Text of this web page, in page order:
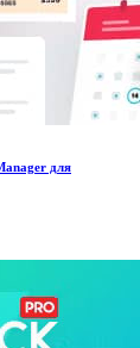
для